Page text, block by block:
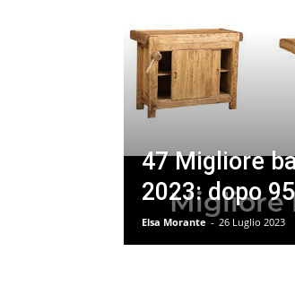
47 Migliore
2023: dopo
Elsa Morante - 26 Luglio 2023